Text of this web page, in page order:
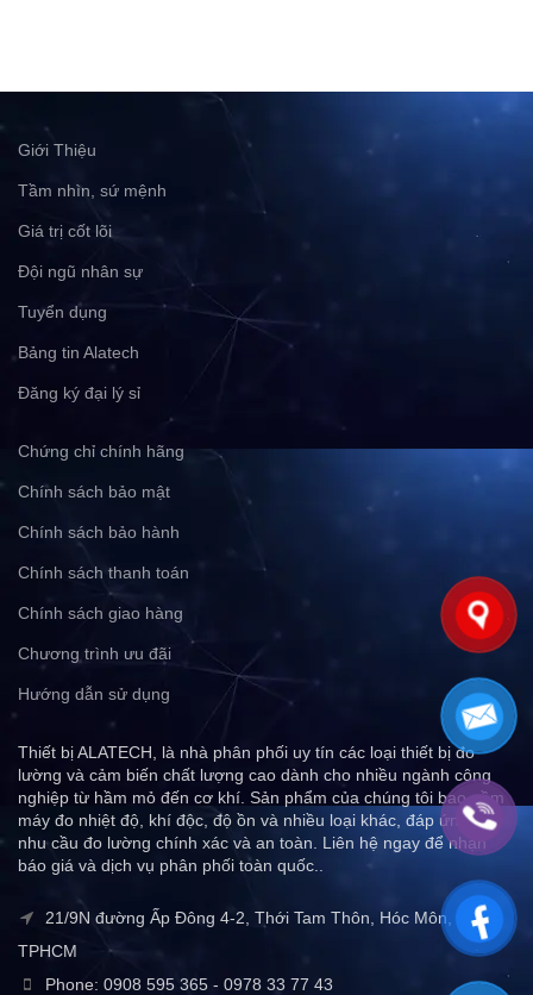
Giới Thiệu
Tầm nhìn, sứ mệnh
Giá trị cốt lõi
Đội ngũ nhân sự
Tuyển dụng
Bảng tin Alatech
Đăng ký đại lý sỉ
Chứng chỉ chính hãng
Chính sách bảo mật
Chính sách bảo hành
Chính sách thanh toán
Chính sách giao hàng
Chương trình ưu đãi
Hướng dẫn sử dụng
Thiết bị ALATECH, là nhà phân phối uy tín các loại thiết bị đo
lường và cảm biến chất lượng cao dành cho nhiều ngành công
nghiệp từ hầm mỏ đến cơ khí. Sản phẩm của chúng tôi bao gồm
máy đo nhiệt độ, khí độc, độ ồn và nhiều loại khác, đáp ứng mọi
nhu cầu đo lường chính xác và an toàn. Liên hệ ngay để nhận
báo giá và dịch vụ phân phối toàn quốc..
21/9N đường Ấp Đông 4-2, Thới Tam Thôn, Hóc Môn,
TPHCM
Phone: 0908 595 365 - 0978 33 77 43